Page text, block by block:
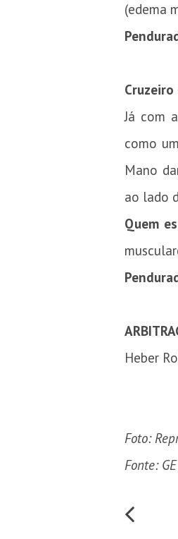
(edema
Já com
como
Mano
ao lado
Quem
Heber
Foto:
Fonte: GE